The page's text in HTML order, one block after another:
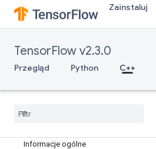
Zainstaluj
TensorFlow v2.3.0
Przegląd Python C++
array_ops
core
Informacje ogólne